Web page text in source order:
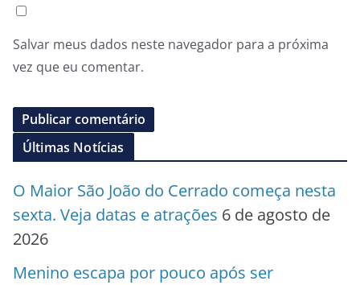
Salvar meus dados neste navegador para a próxima
vez que eu comentar.
Últimas Notícias
O Maior São João do Cerrado começa nesta
sexta. Veja datas e atrações 6 de agosto de
2026
Menino escapa por pouco após ser